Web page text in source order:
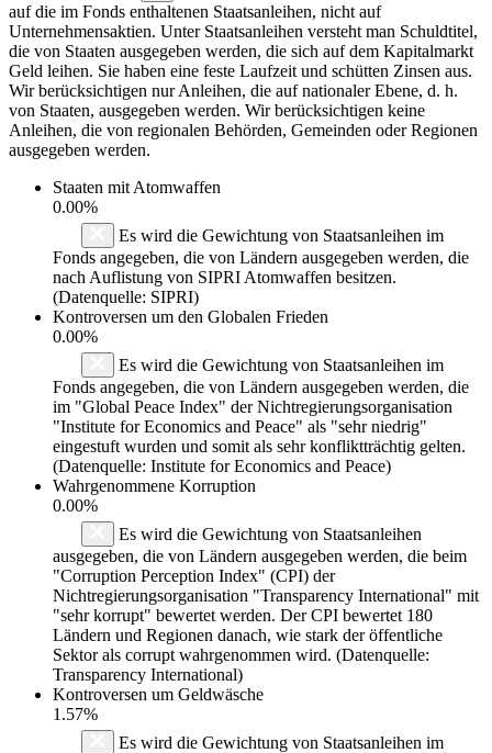
auf die im Fonds enthaltenen Staatsanleihen, nicht auf
Unternehmensaktien. Unter Staatsanleihen versteht man Schuldtitel,
die von Staaten ausgegeben werden, die sich auf dem Kapitalmarkt
Geld leihen. Sie haben eine feste Laufzeit und schütten Zinsen aus.
Wir berücksichtigen nur Anleihen, die auf nationaler Ebene, d. h.
von Staaten, ausgegeben werden. Wir berücksichtigen keine
Anleihen, die von regionalen Behörden, Gemeinden oder Regionen
ausgegeben werden.
Staaten mit Atomwaffen
0.00%
Es wird die Gewichtung von Staatsanleihen im
Fonds angegeben, die von Ländern ausgegeben werden, die
nach Auflistung von SIPRI Atomwaffen besitzen.
(Datenquelle: SIPRI)
Kontroversen um den Globalen Frieden
0.00%
Es wird die Gewichtung von Staatsanleihen im
Fonds angegeben, die von Ländern ausgegeben werden, die
im "Global Peace Index" der Nichtregierungsorganisation
"Institute for Economics and Peace" als "sehr niedrig"
eingestuft wurden und somit als sehr konfliktträchtig gelten.
(Datenquelle: Institute for Economics and Peace)
Wahrgenommene Korruption
0.00%
Es wird die Gewichtung von Staatsanleihen
ausgegeben, die von Ländern ausgegeben werden, die beim
"Corruption Perception Index" (CPI) der
Nichtregierungsorganisation "Transparency International" mit
"sehr korrupt" bewertet werden. Der CPI bewertet 180
Ländern und Regionen danach, wie stark der öffentliche
Sektor als corrupt wahrgenommen wird. (Datenquelle:
Transparency International)
Kontroversen um Geldwäsche
1.57%
Es wird die Gewichtung von Staatsanleihen im